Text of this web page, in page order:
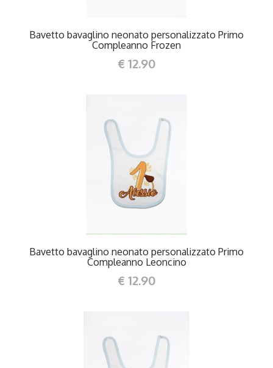
Bavetto bavaglino neonato personalizzato Primo
Compleanno Frozen
€ 12.90
DETTAGLI
Bavetto bavaglino neonato personalizzato Primo
Compleanno Leoncino
€ 12.90